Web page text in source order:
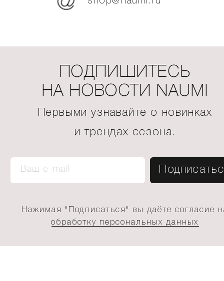
ПОДПИШИТЕСЬ
НА НОВОСТИ NAUMI
Первыми узнавайте о новинках
и трендах сезона.
Нажимая "Подписаться" вы даёте согласие
обработку персональных данных